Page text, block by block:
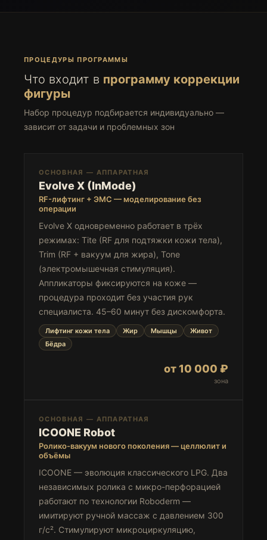
ПРОЦЕДУРЫ ПРОГРАММЫ
Что входит в программу коррекции
фигуры
Набор процедур подбирается индивидуально —
зависит от задачи и проблемных зон
ОСНОВНАЯ — АППАРАТНАЯ
Evolve X (InMode)
RF-лифтинг + ЭМС — моделирование без
операции
Evolve X одновременно работает в трёх
режимах: Tite (RF для подтяжки кожи тела),
Trim (RF + вакуум для жира), Tone
(электромышечная стимуляция).
Аппликаторы фиксируются на коже —
процедура проходит без участия рук
специалиста. 45–60 минут без дискомфорта.
Лифтинг кожи тела Жир Мышцы
Живот
Бёдра
от 10 000 ₽
зона
ОСНОВНАЯ — АППАРАТНАЯ
ICOONE Robot
Ролико-вакуум нового поколения — целлюлит и
объёмы
ICOONE — эволюция классического LPG. Два
независимых ролика с микро-перфорацией
работают по технологии Roboderm —
имитируют ручной массаж с давлением 300
г/с². Стимулируют микроциркуляцию,